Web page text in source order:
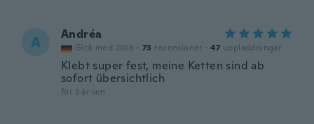
A Andréa
Gick med 2018 · 73 recensioner · 47 uppladdningar
Klebt super fest, meine Ketten sind ab
sofort übersichtlich
för 3 år sen